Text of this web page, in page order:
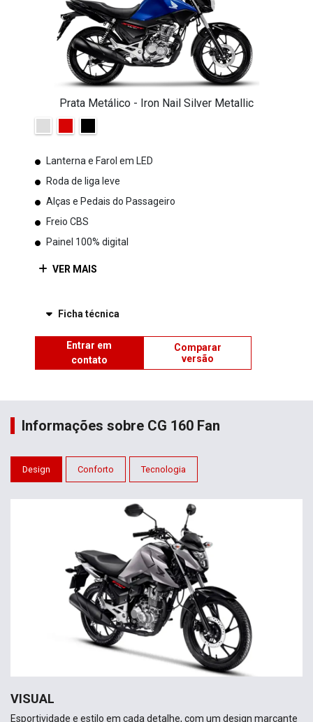
Prata Metálico - Iron Nail Silver Metallic
Lanterna e Farol em LED
Roda de liga leve
Alças e Pedais do Passageiro
Freio CBS
Painel 100% digital
VER MAIS
Ficha técnica
Entrar em
contato
Comparar
versão
Informações sobre CG 160 Fan
Design Conforto Tecnologia
VISUAL
Esportividade e estilo em cada detalhe, com um design marcante